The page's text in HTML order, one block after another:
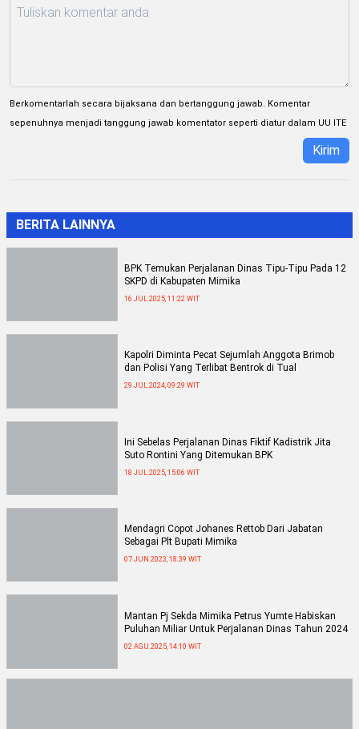
Berkomentarlah secara bijaksana dan bertanggung jawab. Komentar
sepenuhnya menjadi tanggung jawab komentator seperti diatur dalam UU ITE
Kirim
BERITA LAINNYA
BPK Temukan Perjalanan Dinas Tipu-Tipu Pada 12
SKPD di Kabupaten Mimika
16 JUL 2025, 11:22 WIT
Kapolri Diminta Pecat Sejumlah Anggota Brimob
dan Polisi Yang Terlibat Bentrok di Tual
29 JUL 2024, 09:29 WIT
Ini Sebelas Perjalanan Dinas Fiktif Kadistrik Jita
Suto Rontini Yang Ditemukan BPK
18 JUL 2025, 15:06 WIT
Mendagri Copot Johanes Rettob Dari Jabatan
Sebagai Plt Bupati Mimika
07 JUN 2023, 18:39 WIT
Mantan Pj Sekda Mimika Petrus Yumte Habiskan
Puluhan Miliar Untuk Perjalanan Dinas Tahun 2024
02 AGU 2025, 14:10 WIT